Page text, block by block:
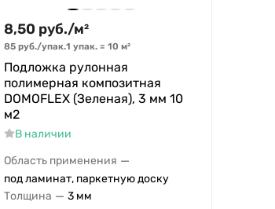
8,50 руб./м²
85 руб./упак.1 упак.= 10 м²
Подложка рулонная
полимерная композитная
DOMOFLEX (Зеленая), 3 мм 10
м2
В наличии
Область применения —
под ламинат, паркетную доску
Толщина — 3 мм